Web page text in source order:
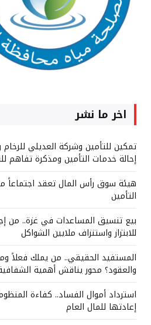
اخر ما نشر
تمكين للتأمين وشركة العديلي للرخام
إحالة خدمات التأمين ومذكرة تفاهم
هيئة سوق رأس المال تعقد اجتماعاً
التأمين
بيع تنسيق المساعدات في غزة.. من
للابتزاز واستنزاف ملايين الشواكل
المستفيد الحقيقي.. من يملك فعلاً
والعقود؟ محور يناقش أهمية
استرداد أموال الفساد.. كفاءة
إعادتها للمال العام